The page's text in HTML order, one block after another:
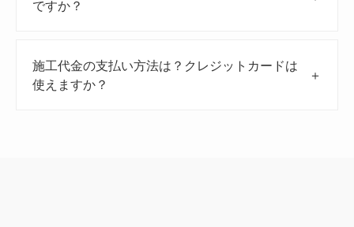
ですか？
施工代金の支払い方法は？クレジットカードは
使えますか？
＋